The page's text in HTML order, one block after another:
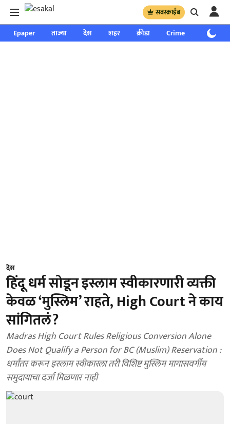
सबस्क्राईब
Epaper ताज्या देश शहर क्रीडा Crime साप्ताहिक
देश
हिंदू धर्म सोडून इस्लाम स्वीकारणारी व्यक्ती
केवळ ‘मुस्लिम’ राहते, High Court ने काय
सांगितलं?
Madras High Court Rules Religious Conversion Alone
Does Not Qualify a Person for BC (Muslim) Reservation :
धर्मांतर करून इस्लाम स्वीकारला तरी विशिष्ट मुस्लिम मागासवर्गीय
समुदायाचा दर्जा मिळणार नाही